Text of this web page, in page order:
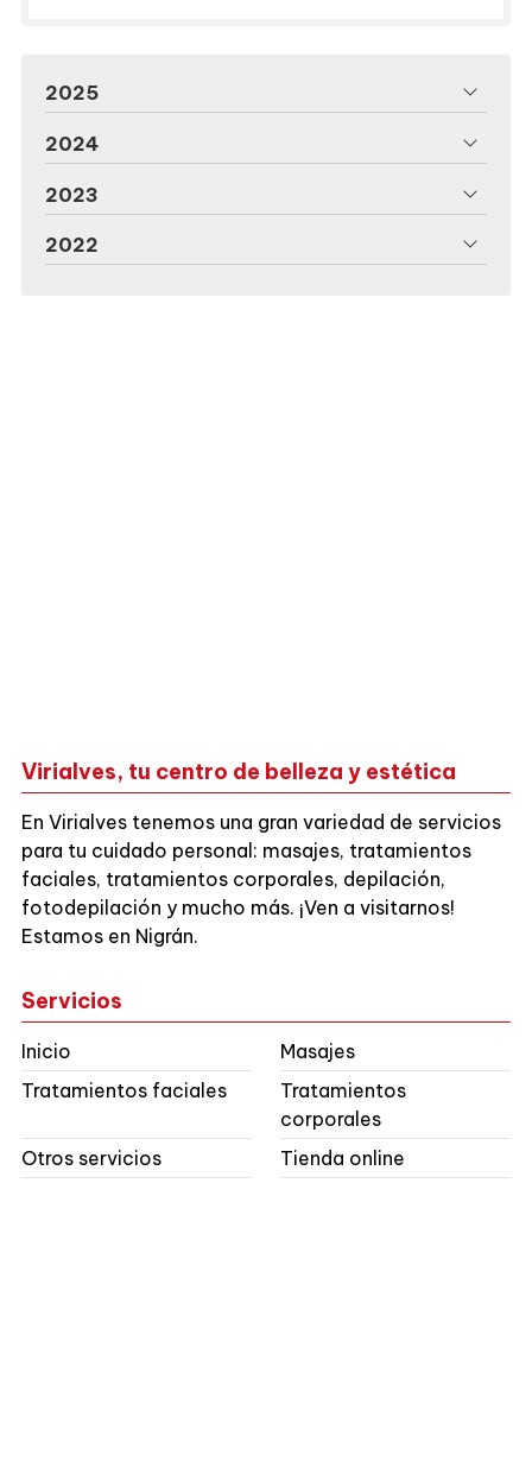
2025
2024
2023
2022
Virialves, tu centro de belleza y estética
En Virialves tenemos una gran variedad de servicios
para tu cuidado personal: masajes, tratamientos
faciales, tratamientos corporales, depilación,
fotodepilación y mucho más. ¡Ven a visitarnos!
Estamos en Nigrán.
Servicios
Inicio
Masajes
Tratamientos faciales
Tratamientos
corporales
Otros servicios
Tienda online